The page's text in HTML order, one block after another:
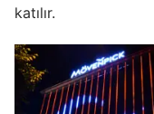
Ultra
katılır.